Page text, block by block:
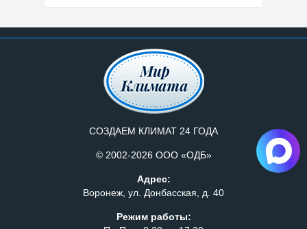
СОЗДАЕМ КЛИМАТ 24 ГОДА
© 2002-2026 ООО «ОДБ»
Адрес:
Воронеж, ул. Донбасская, д. 40
Режим работы: